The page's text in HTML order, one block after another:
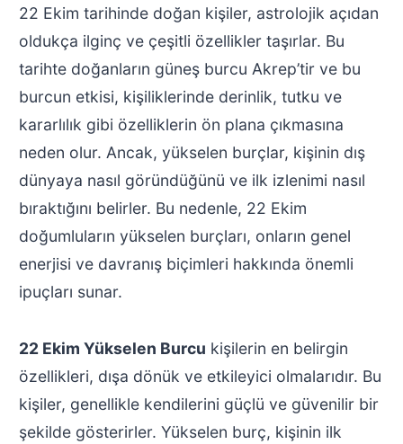
22 Ekim tarihinde doğan kişiler, astrolojik açıdan
oldukça ilginç ve çeşitli özellikler taşırlar. Bu
tarihte doğanların güneş burcu Akrep’tir ve bu
burcun etkisi, kişiliklerinde derinlik, tutku ve
kararlılık gibi özelliklerin ön plana çıkmasına
neden olur. Ancak, yükselen burçlar, kişinin dış
dünyaya nasıl göründüğünü ve ilk izlenimi nasıl
bıraktığını belirler. Bu nedenle, 22 Ekim
doğumluların yükselen burçları, onların genel
enerjisi ve davranış biçimleri hakkında önemli
ipuçları sunar.
22 Ekim Yükselen Burcu kişilerin en belirgin
özellikleri, dışa dönük ve etkileyici olmalarıdır. Bu
kişiler, genellikle kendilerini güçlü ve güvenilir bir
şekilde gösterirler. Yükselen burç, kişinin ilk